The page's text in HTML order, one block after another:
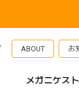
ABOUT お
メガニケス